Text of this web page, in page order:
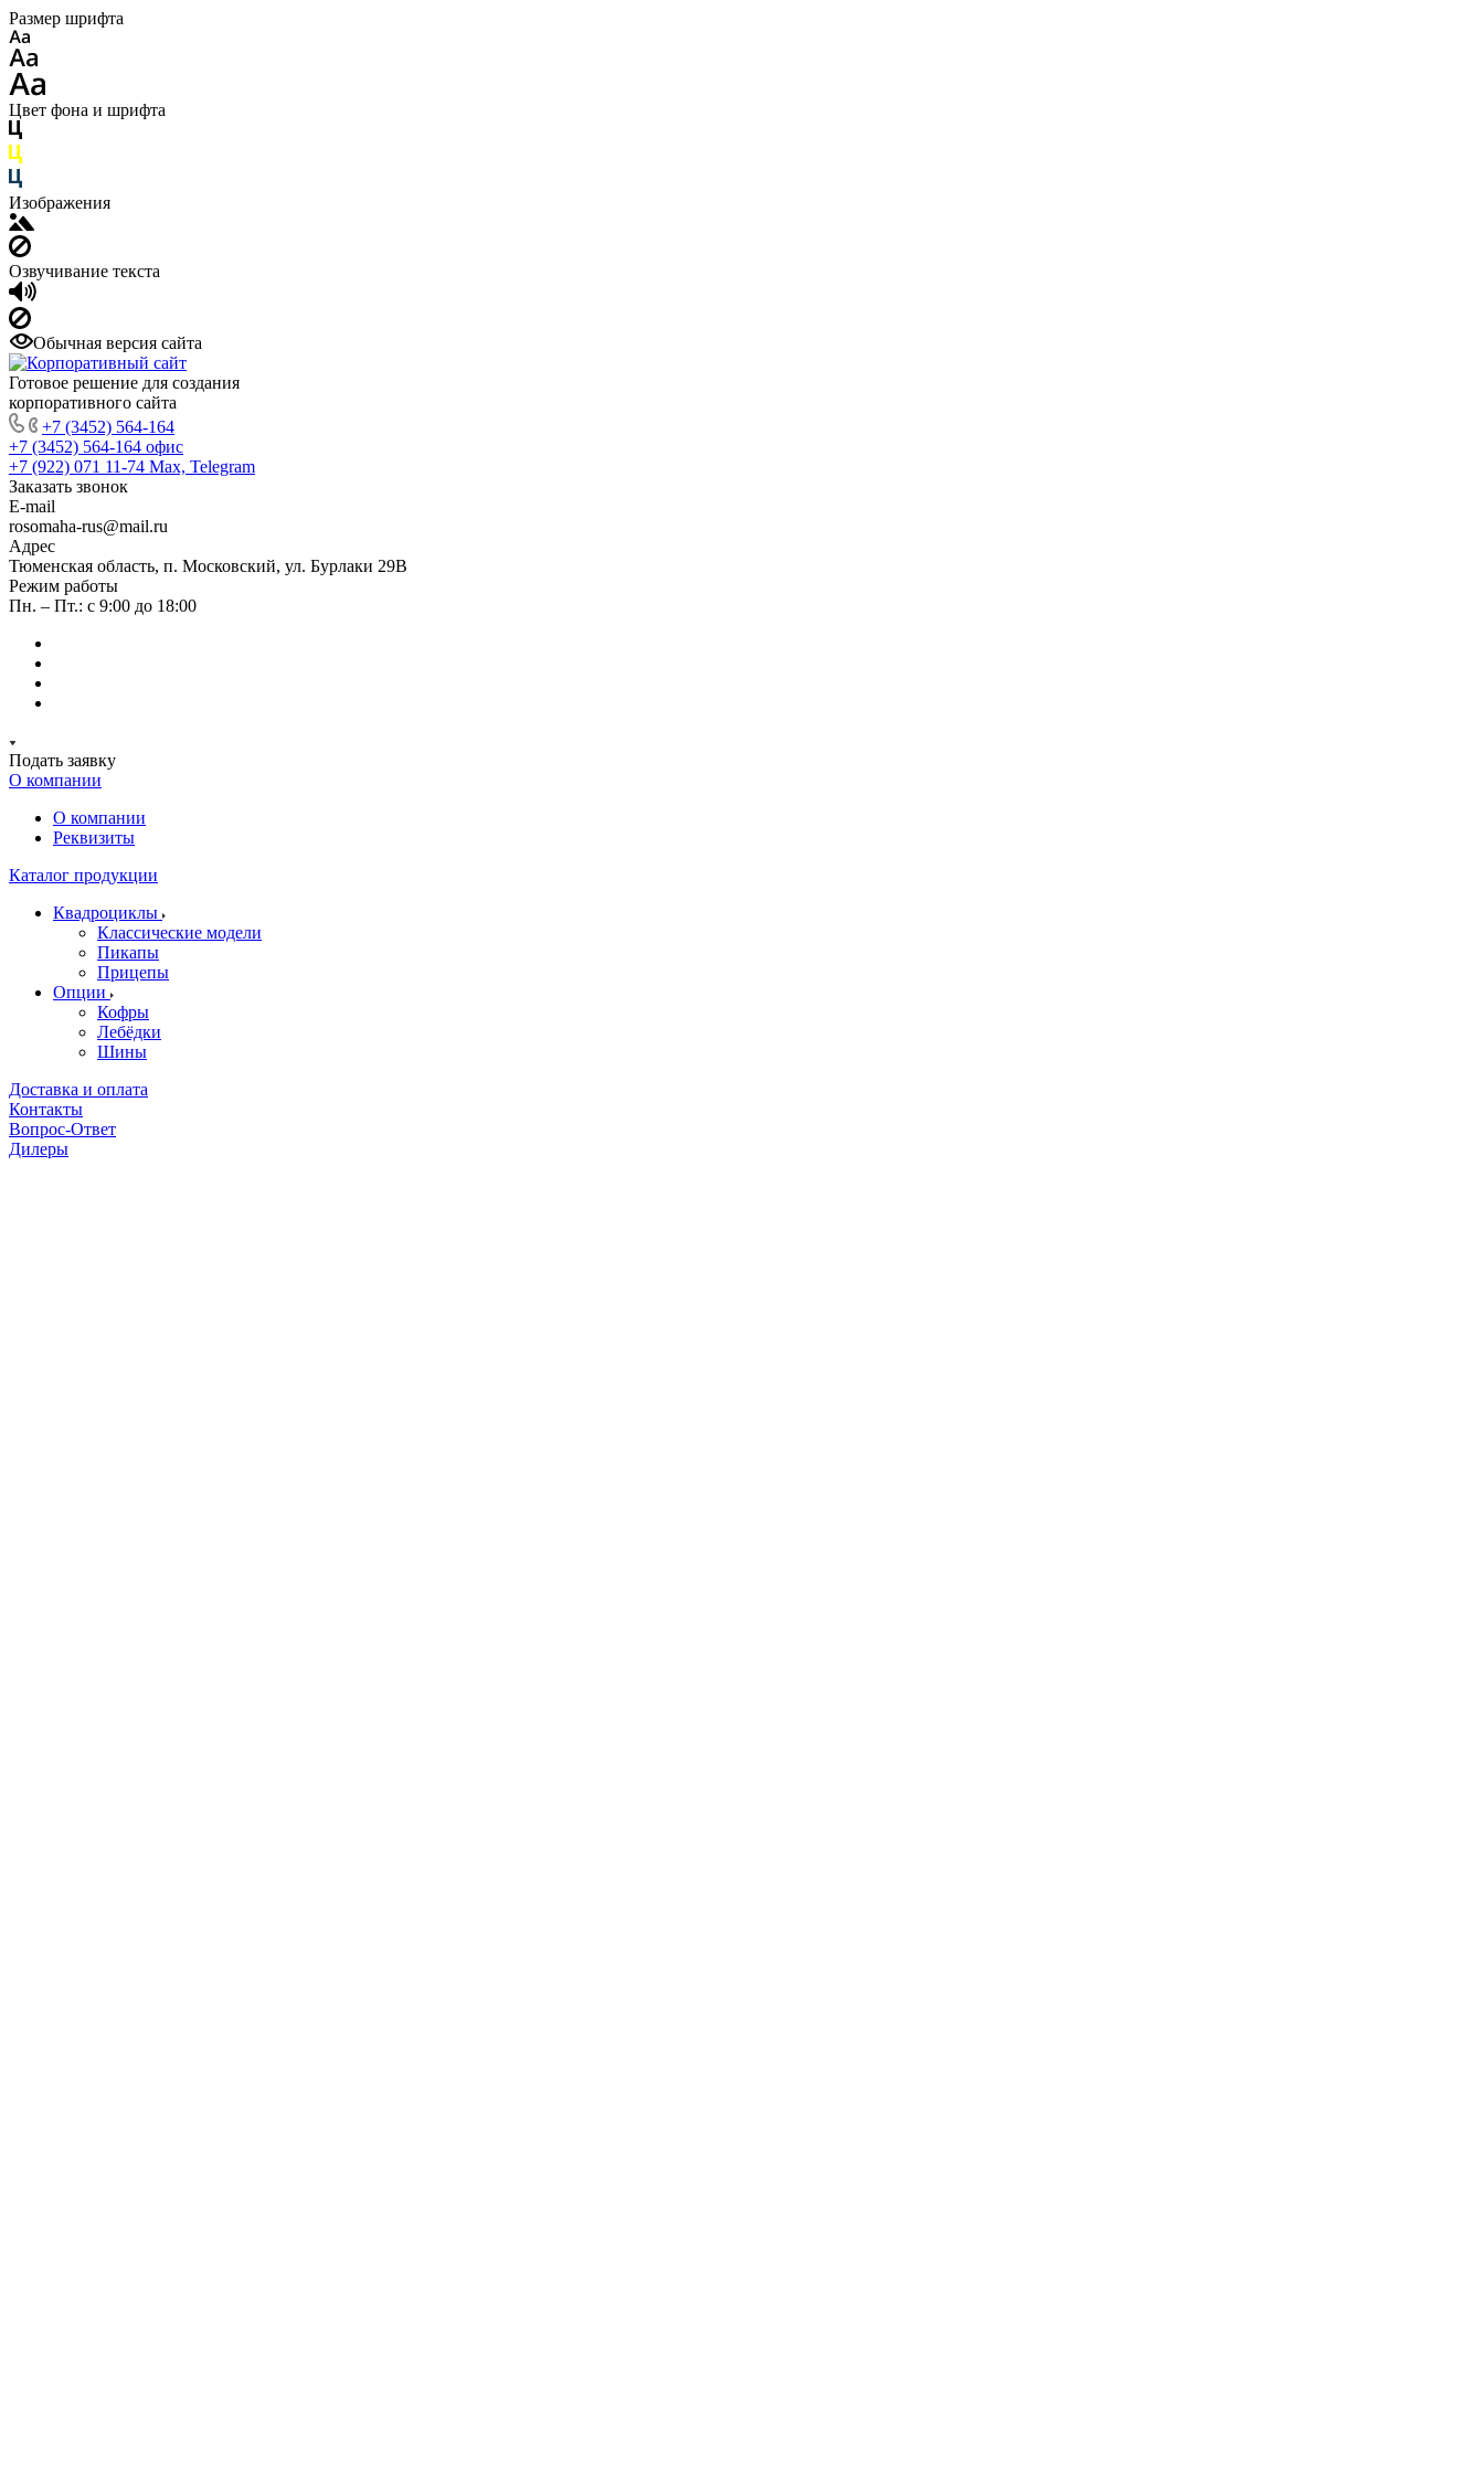
Размер шрифта
Цвет фона и шрифта
Изображения
Озвучивание текста
Обычная версия сайта
Готовое решение для создания
корпоративного сайта
+7 (3452) 564-164
+7 (3452) 564-164 офис
+7 (922) 071 11-74 Max, Telegram
Заказать звонок
E-mail
rosomaha-rus@mail.ru
Адрес
Тюменская область, п. Московский, ул. Бурлаки 29В
Режим работы
Пн. – Пт.: с 9:00 до 18:00
Подать заявку
О компании
О компании
Реквизиты
Каталог продукции
Квадроциклы
Классические модели
Пикапы
Прицепы
Опции
Кофры
Лебёдки
Шины
Доставка и оплата
Контакты
Вопрос-Ответ
Дилеры